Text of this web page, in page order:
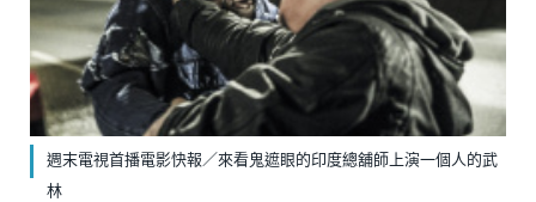
週末電視首播電影快報／來看鬼遮眼的印度總舖師上演一個人的武
林